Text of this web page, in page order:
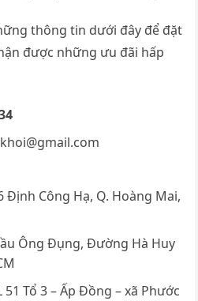
thông tin dưới đây để đặt
được những ưu đãi hấp
Định Công Hạ, Q. Hoàng Mai,
Ông Đụng, Đường Hà Huy
51 Tổ 3 – Ấp Đồng – xã Phước